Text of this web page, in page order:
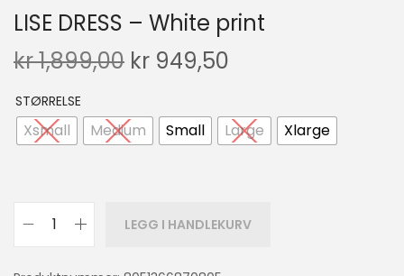
LISE DRESS – White print
kr1,899,00 kr 949,50
STØRRELSE
Xsmall Medium Small Large Xlarge
LEGG I HANDLEKURV